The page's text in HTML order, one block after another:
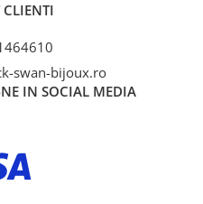
CLIENTI
swan-bijoux.ro
IN SOCIAL MEDIA